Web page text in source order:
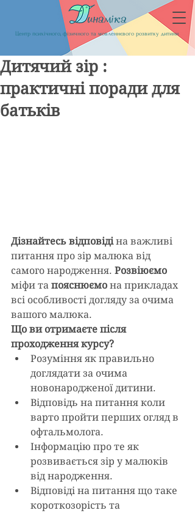
Центр психічного, фізичного та мовленнєвого розвитку дитини
Дитячий зір :
практичні поради для
батьків
Дізнайтесь відповіді на важливі
питання про зір малюка від
самого народження. Розвіюємо
міфи та пояснюємо на прикладах
всі особливості догляду за очима
вашого малюка.
Що ви отримаєте після
проходження курсу?
Розуміння як правильно
доглядати за очима
новонародженої дитини.
Відповідь на питання коли
варто пройти перших огляд в
офтальмолога.
Інформацію про те як
розвивається зір у малюків
від народження.
Відповіді на питання що таке
короткозорість та